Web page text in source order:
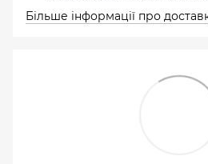
Більше інформації про